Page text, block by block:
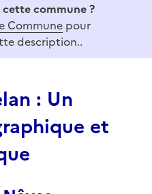
cette commune ?
Commune pour
description..
: Un
et